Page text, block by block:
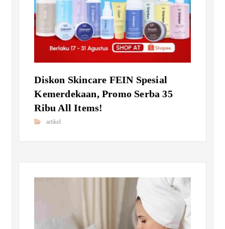
Diskon Skincare FEIN Spesial
Kemerdekaan, Promo Serba 35
Ribu All Items!
artikel